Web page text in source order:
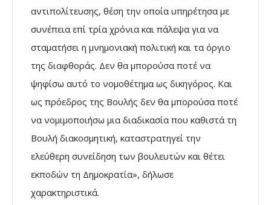
αντιπολίτευσης, θέση την οποία υπηρέτησα με
συνέπεια επί τρία χρόνια και πάλεψα για να
σταματήσει η μνημονιακή πολιτική και τα όργιο
της διαφθοράς. Δεν θα μπορούσα ποτέ να
ψηφίσω αυτό το νομοθέτημα ως δικηγόρος. Και
ως πρόεδρος της Βουλής δεν θα μπορούσα ποτέ
να νομιμοποιήσω μια διαδικασία που καθιστά τη
Βουλή διακοσμητική, καταστρατηγεί την
ελεύθερη συνείδηση των βουλευτών και θέτει
εκποδών τη Δημοκρατία», δήλωσε
χαρακτηριστικά.